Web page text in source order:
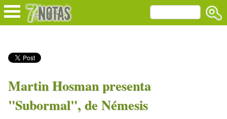
Martin Hosman presenta
"Subormal", de Némesis